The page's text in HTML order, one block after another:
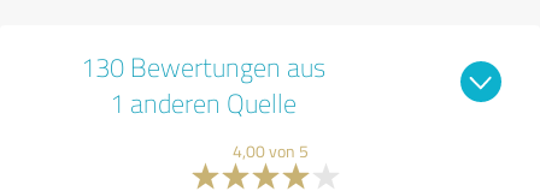
130 Bewertungen aus
1 anderen Quelle
4,00 von 5